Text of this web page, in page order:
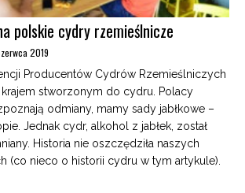
polskie cydry rzemieślnicze
2019
Producentów Cydrów Rzemieślniczych
krajem stworzonym do cydru. Polacy
odmiany, mamy sady jabłkowe –
Jednak cydr, alkohol z jabłek, został
Historia nie oszczędziła naszych
(co nieco o historii cydru w tym artykule).